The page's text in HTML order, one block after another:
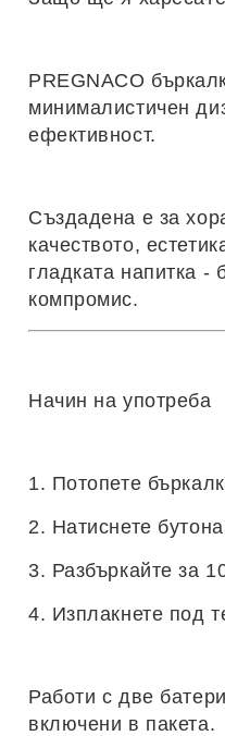
PREGNACO
минималистичен
ефективност.
Създадена е за
качеството,
гладката напитка -
компромис.
Начин на употреба
1. Потопете
2. Натиснете бутона
3. Разбъркайте за
4. Изплакнете под
Работи с две
включени в пакета.